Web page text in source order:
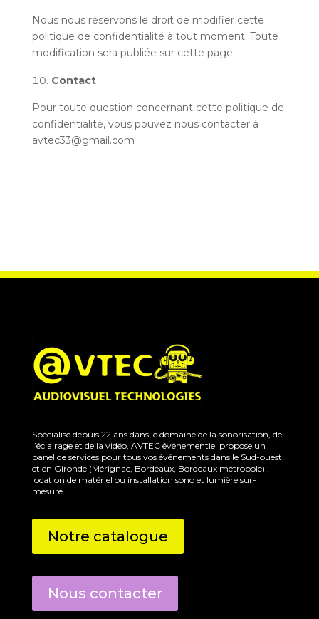
Nous nous réservons le droit de modifier cette
politique de confidentialité à tout moment. Toute
modification sera publiée sur cette page.
Contact
Pour toute question concernant cette politique de
confidentialité, vous pouvez nous contacter à
avtec33@gmail.com
Spécialisé depuis 22 ans dans le domaine de la sonorisation, de
l’éclairage et de la vidéo, AVTEC événementiel propose un
panel de services pour tous vos événements dans le Sud-ouest
et en Gironde (Mérignac, Bordeaux, Bordeaux métropole) :
location de matériel ou installation sono et lumière sur-
mesure.
Notre catalogue
Nous contacter